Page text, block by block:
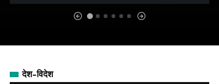
देश-विदेश